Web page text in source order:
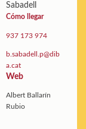
Sabadell
Cómo llegar
937 173 974
b.sabadell.p@dib
a.cat
Web
Albert Ballarín
Rubio